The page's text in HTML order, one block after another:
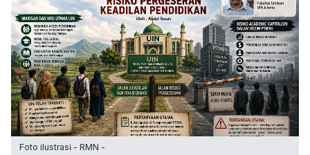
Foto ilustrasi - RMN -